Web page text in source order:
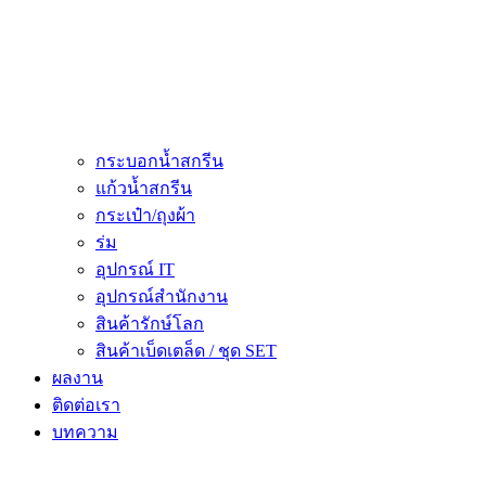
กระบอกน้ำสกรีน
แก้วน้ำสกรีน
กระเป๋า/ถุงผ้า
ร่ม
อุปกรณ์ IT
อุปกรณ์สำนักงาน
สินค้ารักษ์โลก
สินค้าเบ็ดเตล็ด / ชุด SET
ผลงาน
ติดต่อเรา
บทความ